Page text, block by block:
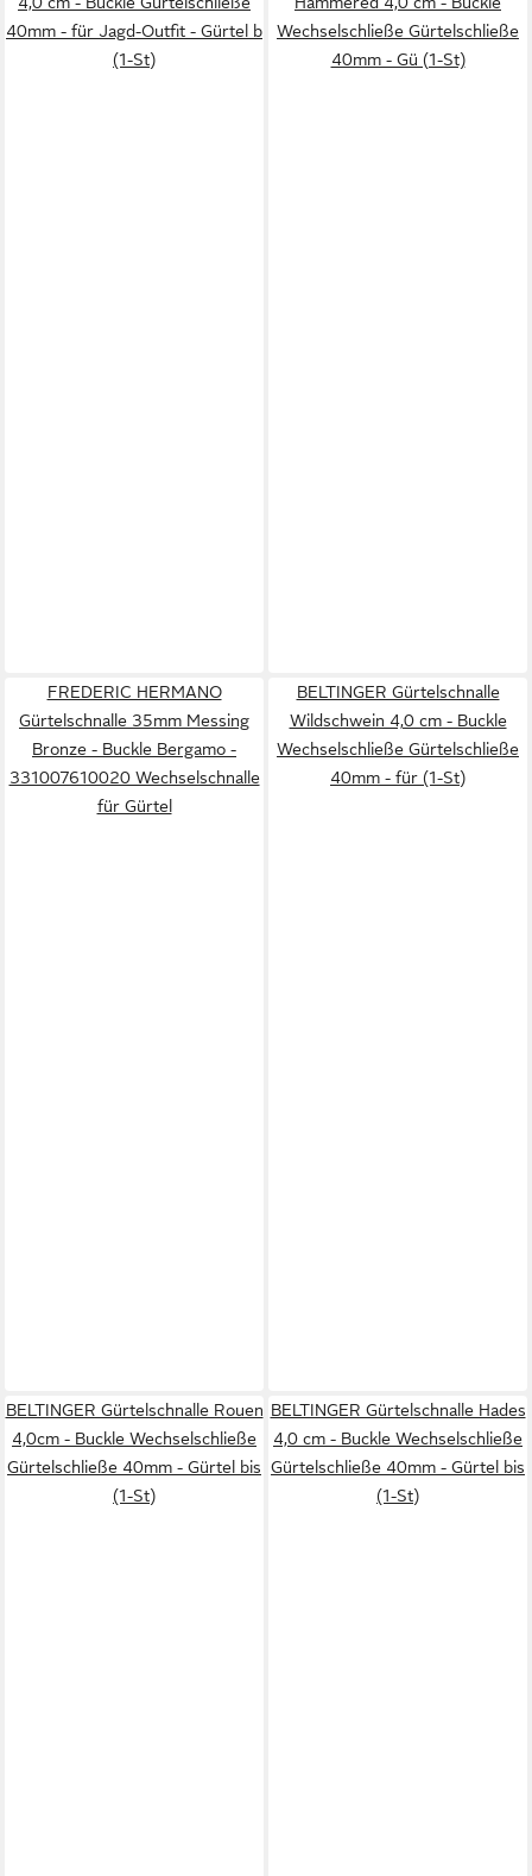
40mm - für Jagd-Outfit - Gürtel b
(1-St)
Wechselschließe Gürtelschließe
40mm - Gü (1-St)
FREDERIC HERMANO
Gürtelschnalle 35mm Messing
Bronze - Buckle Bergamo -
331007610020 Wechselschnalle
für Gürtel
BELTINGER Gürtelschnalle
Wildschwein 4,0 cm - Buckle
Wechselschließe Gürtelschließe
40mm - für (1-St)
BELTINGER Gürtelschnalle Rouen
4,0cm - Buckle Wechselschließe
Gürtelschließe 40mm - Gürtel bis
(1-St)
BELTINGER Gürtelschnalle Hades
4,0 cm - Buckle Wechselschließe
Gürtelschließe 40mm - Gürtel bis
(1-St)